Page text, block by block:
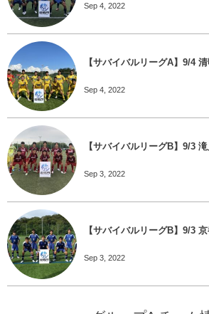
Sep 4, 2022
【サバイバルリーグA】9/4
Sep 4, 2022
【サバイバルリーグB】9/3
Sep 3, 2022
【サバイバルリーグB】9/3
Sep 3, 2022